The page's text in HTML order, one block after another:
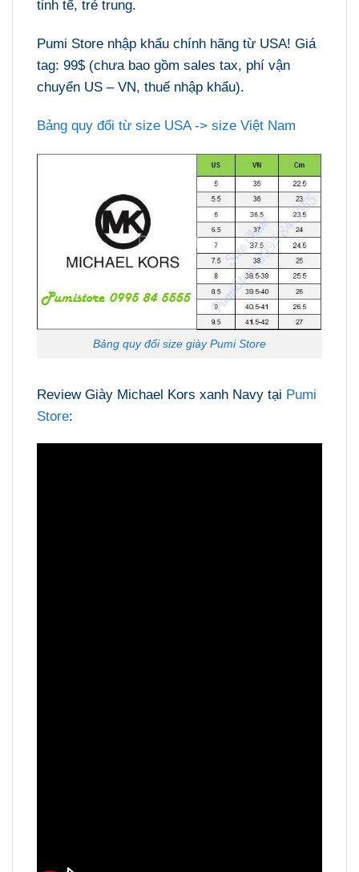
tinh tế, trẻ trung.
Pumi Store nhập khẩu chính hãng từ USA! Giá
tag: 99$ (chưa bao gồm sales tax, phí vận
chuyển US – VN, thuế nhập khẩu).
Bảng quy đổi từ size USA -> size Việt Nam
Bảng quy đổi size giày Pumi Store
Review Giày Michael Kors xanh Navy tại Pumi
Store: